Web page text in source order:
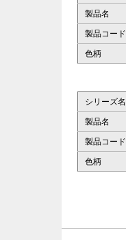
製品名
製品コード
色柄
シリーズ名
製品名
製品コード
色柄